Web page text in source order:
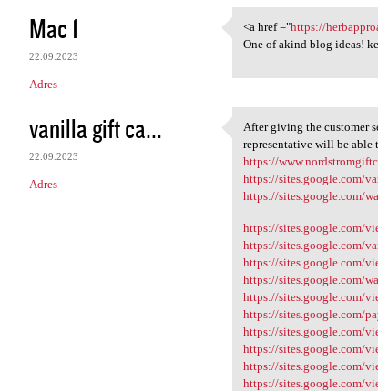
K
o
m
e
n
t
r
Mac 1
22.09.2023
Adres
<a href ="https:/
<a href ="https://
One of akind blog ideas!
vanilla gift ca...
22.09.2023
Adres
After giving the
After giving the customer
representative will be
https://
https://sites.google.com/
https://sites.google.com/
https://sites.google.com/
https://sites.google.com/
https://sites.google.com/
https://sites.google.com/
https://sites.google.com/
https://sites.google.com/
https://sites.google.com/
https://sites.google.com/
https://sites.google.com/
https://sites.google.com/